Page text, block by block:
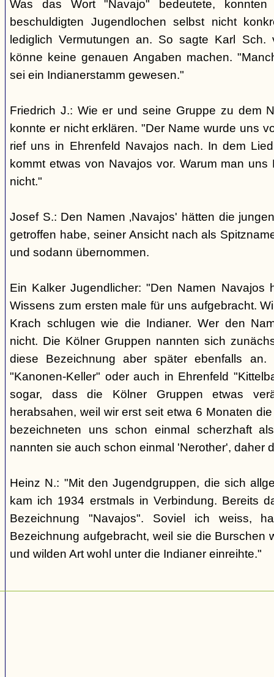
Was das Wort "Navajo" bedeutete, konnten
beschuldigten Jugendlochen selbst nicht
lediglich Vermutungen an. So sagte Karl
könne keine genauen Angaben machen.
sei ein Indianerstamm gewesen."
Friedrich J.: Wie er und seine Gruppe zu dem
konnte er nicht erklären. "Der Name wurde uns
rief uns in Ehrenfeld Navajos nach. In dem
kommt etwas von Navajos vor. Warum man
nicht."
Josef S.: Den Namen ‚Navajos' hätten die
getroffen habe, seiner Ansicht nach als
und sodann übernommen.
Ein Kalker Jugendlicher: "Den Namen Navajos
Wissens zum ersten male für uns aufgebracht.
Krach schlugen wie die Indianer. Wer den
nicht. Die Kölner Gruppen nannten sich
diese Bezeichnung aber später ebenfalls
"Kanonen-Keller" oder auch in Ehrenfeld
sogar, dass die Kölner Gruppen etwas
herabsahen, weil wir erst seit etwa 6 Monaten
bezeichneten uns schon einmal scherzhaft
nannten sie auch schon einmal 'Nerother', daher
Heinz N.: "Mit den Jugendgruppen, die sich
kam ich 1934 erstmals in Verbindung. Bereits
Bezeichnung "Navajos". Soviel ich weiss,
Bezeichnung aufgebracht, weil sie die Burschen
und wilden Art wohl unter die Indianer einreihte."